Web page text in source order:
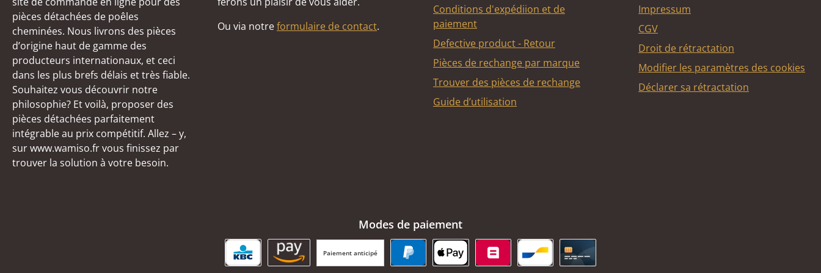
pièces détachées de poêles
cheminées. Nous livrons des pièces
d’origine haut de gamme des
producteurs internationaux, et ceci
dans les plus brefs délais et très fiable.
Souhaitez vous découvrir notre
philosophie? Et voilà, proposer des
pièces détachées parfaitement
intégrable au prix compétitif. Allez – y,
sur www.wamiso.fr vous finissez par
trouver la solution à votre besoin.
Ou via notreformulaire de contact.
Conditions d'expédiion et de
paiement
Defective product - Retour
Pièces de rechange par marque
Trouver des pièces de rechange
Guide d’utilisation
Impressum
CGV
Droit de rétractation
Modifier les paramètres des cookies
Déclarer sa rétractation
Modes de paiement
Paiement anticipé